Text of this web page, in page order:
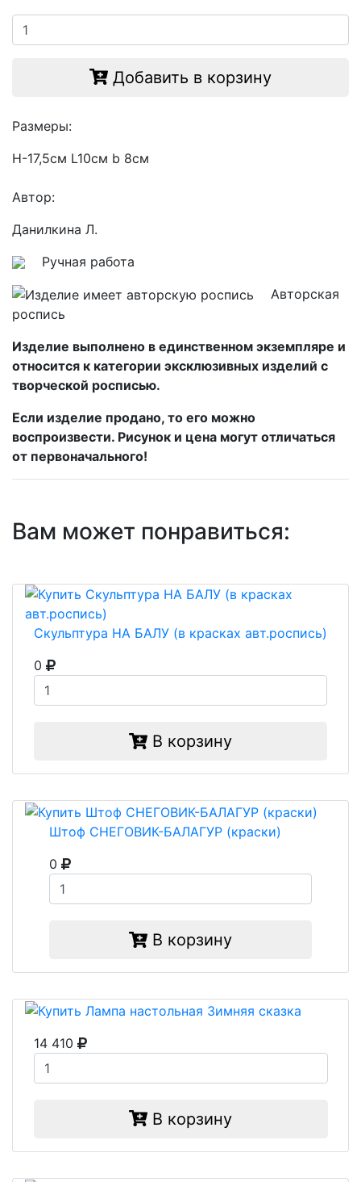
Добавить в корзину
Размеры:
Н-17,5см L10см b 8см
Автор:
Данилкина Л.
Ручная работа
Авторская
роспись
Изделие выполнено в единственном экземпляре и
относится к категории эксклюзивных изделий с
творческой росписью.
Если изделие продано, то его можно
воспроизвести. Рисунок и цена могут отличаться
от первоначального!
Вам может понравиться:
Скульптура НА БАЛУ (в красках авт.роспись)
0
В корзину
Штоф СНЕГОВИК-БАЛАГУР (краски)
0
В корзину
14 410
В корзину